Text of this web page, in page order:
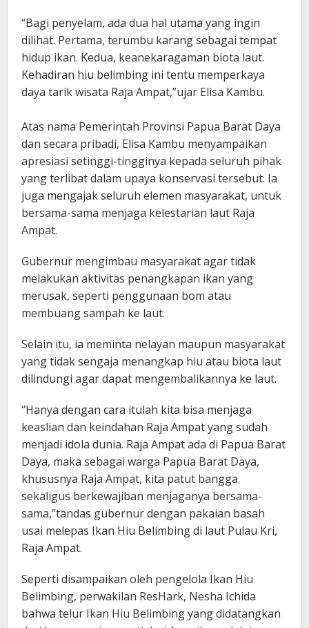
“Bagi penyelam, ada dua hal utama yang ingin
dilihat. Pertama, terumbu karang sebagai tempat
hidup ikan. Kedua, keanekaragaman biota laut.
Kehadiran hiu belimbing ini tentu memperkaya
daya tarik wisata Raja Ampat,”ujar Elisa Kambu.
Atas nama Pemerintah Provinsi Papua Barat Daya
dan secara pribadi, Elisa Kambu menyampaikan
apresiasi setinggi-tingginya kepada seluruh pihak
yang terlibat dalam upaya konservasi tersebut. Ia
juga mengajak seluruh elemen masyarakat, untuk
bersama-sama menjaga kelestarian laut Raja
Ampat.
Gubernur mengimbau masyarakat agar tidak
melakukan aktivitas penangkapan ikan yang
merusak, seperti penggunaan bom atau
membuang sampah ke laut.
Selain itu, ia meminta nelayan maupun masyarakat
yang tidak sengaja menangkap hiu atau biota laut
dilindungi agar dapat mengembalikannya ke laut.
“Hanya dengan cara itulah kita bisa menjaga
keaslian dan keindahan Raja Ampat yang sudah
menjadi idola dunia. Raja Ampat ada di Papua Barat
Daya, maka sebagai warga Papua Barat Daya,
khususnya Raja Ampat, kita patut bangga
sekaligus berkewajiban menjaganya bersama-
sama,”tandas gubernur dengan pakaian basah
usai melepas Ikan Hiu Belimbing di laut Pulau Kri,
Raja Ampat.
Seperti disampaikan oleh pengelola Ikan Hiu
Belimbing, perwakilan ResHark, Nesha Ichida
bahwa telur Ikan Hiu Belimbing yang didatangkan